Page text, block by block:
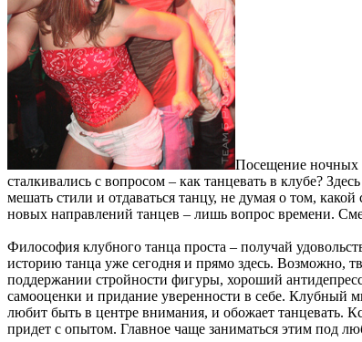
Посещение ночных
сталкивались с вопросом – как танцевать в клубе?
мешать стили и отдаваться танцу, не думая о том,
новых направлений танцев – лишь вопрос времени.
Философия клубного танца проста – получай
историю танца уже сегодня и прямо здесь. Возможно,
поддержании стройности фигуры, хороший
самооценки и придание уверенности в себе. Клубный
любит быть в центре внимания, и обожает танцевать.
придет с опытом. Главное чаще заниматься этим под